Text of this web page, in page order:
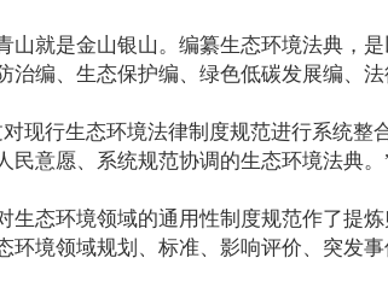
就是金山银山。编纂生态环境法典，是
治编、生态保护编、绿色低碳发展编、
行生态环境法律制度规范进行系统整
民意愿、系统规范协调的生态环境法典
态环境领域的通用性制度规范作了提炼
环境领域规划、标准、影响评价、突发事